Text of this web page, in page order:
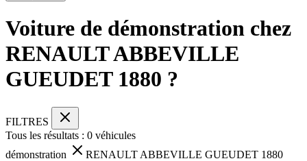
Voiture de démonstration chez
RENAULT ABBEVILLE
GUEUDET 1880 ?
FILTRES
Tous les résultats : 0 véhicules
démonstration
RENAULT ABBEVILLE GUEUDET 1880